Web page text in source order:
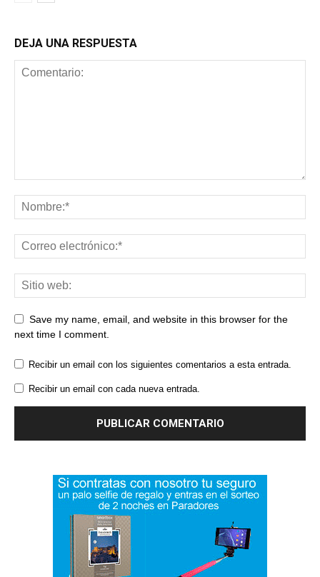
DEJA UNA RESPUESTA
Save my name, email, and website in this browser for the
next time I comment.
Recibir un email con los siguientes comentarios a esta entrada.
Recibir un email con cada nueva entrada.